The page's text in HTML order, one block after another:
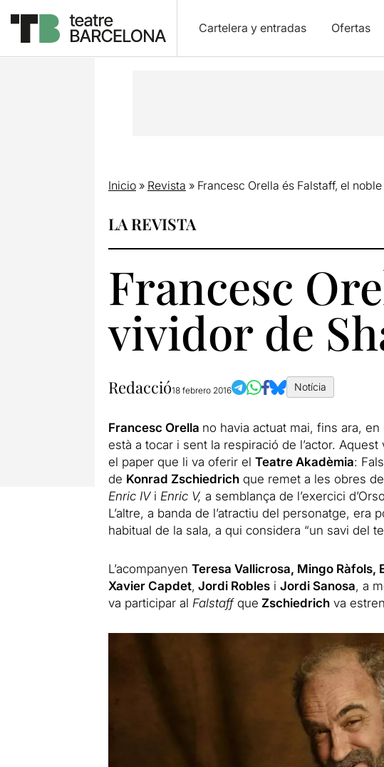
Cartelera y entradas Ofertas
Inicio» Revista » Francesc Orella és Falstaff, el
LA REVISTA
Francesc
vividor de
Redacció18 febrero 2016 Notícia
Francesc Orella no havia actuat mai, fins ara,
està a tocar i sent la respiració de l’actor.
el paper que li va oferir el Teatre Akadèmia:
de Konrad Zschiedrichque remet a les obres
Enric IV i Enric V, a semblança de l’exercici
L’altre, a banda de l’atractiu del personatge, era
habitual de la sala, a qui considera “un savi del
L’acompanyen Teresa Vallicrosa, Mingo Ràfols,
Xavier Capdet, Jordi Roblesi Jordi Sanosa, a
va participar al Falstaff que Zschiedrichva